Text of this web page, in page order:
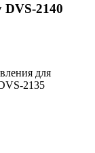
2140
для
2135